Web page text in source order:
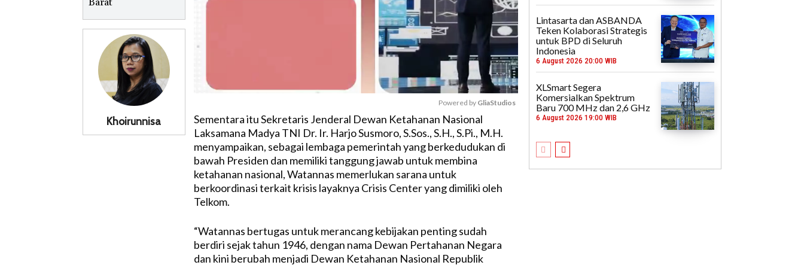
Barat
Khoirunnisa
M
u
e
Powered by GliaStudios
Sementara itu Sekretaris Jenderal Dewan Ketahanan Nasional
Laksamana Madya TNI Dr. Ir. Harjo Susmoro, S.Sos., S.H., S.Pi., M.H.
menyampaikan, sebagai lembaga pemerintah yang berkedudukan di
bawah Presiden dan memiliki tanggung jawab untuk membina
ketahanan nasional, Watannas memerlukan sarana untuk
berkoordinasi terkait krisis layaknya Crisis Center yang dimiliki oleh
Telkom.
“Watannas bertugas untuk merancang kebijakan penting sudah
berdiri sejak tahun 1946, dengan nama Dewan Pertahanan Negara
dan kini berubah menjadi Dewan Ketahanan Nasional Republik
Lintasarta dan ASBANDA
Teken Kolaborasi Strategis
untuk BPD di Seluruh
Indonesia
6 August 2026 20:00 WIB
XLSmart Segera
Komersialkan Spektrum
Baru 700 MHz dan 2,6 GHz
6 August 2026 19:00 WIB